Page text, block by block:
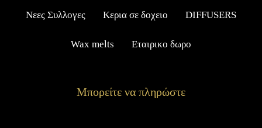
Νεες Συλλογες Κερια σε δοχειο DIFFUSERS
Wax melts Εταιρικο δωρο
Μπορείτε να πληρώστε